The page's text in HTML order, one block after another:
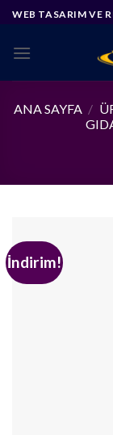
Skip
content
WEB TASARIM VE
ANA SAYFA /
İndirim!